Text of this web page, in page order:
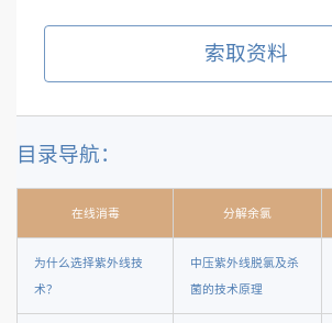
索取资料
目录导航：
在线消毒 分解余氯
为什么选择紫外线技
术？
中压紫外线脱氯及杀
菌的技术原理